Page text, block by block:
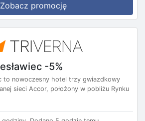
Zobacz promocję
-5%
to nowoczesny hotel trzy gwiazdkowy
sieci Accor, położony w pobliżu Rynku